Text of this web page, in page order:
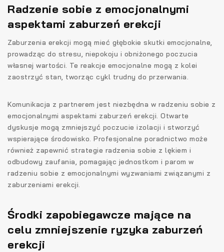
Radzenie sobie z emocjonalnymi
aspektami zaburzeń erekcji
Zaburzenia erekcji mogą mieć głębokie skutki emocjonalne,
prowadząc do stresu, niepokoju i obniżonego poczucia
własnej wartości. Te reakcje emocjonalne mogą z kolei
zaostrzyć stan, tworząc cykl trudny do przerwania.
Komunikacja z partnerem jest niezbędna w radzeniu sobie z
emocjonalnymi aspektami zaburzeń erekcji. Otwarte
dyskusje mogą zmniejszyć poczucie izolacji i stworzyć
wspierające środowisko. Profesjonalne poradnictwo może
również zapewnić strategie radzenia sobie z lękiem i
odbudowy zaufania, pomagając jednostkom i parom w
radzeniu sobie z emocjonalnymi wyzwaniami związanymi z
zaburzeniami erekcji.
Środki zapobiegawcze mające na
celu zmniejszenie ryzyka zaburzeń
erekcji